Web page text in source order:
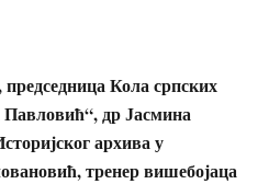
Кола српских
др Јасмина
архива у
тренер вишебојаца